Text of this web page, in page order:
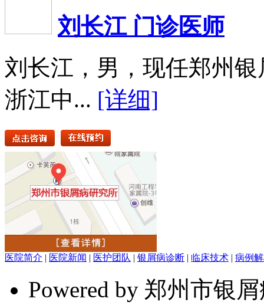
刘长江 门诊医师
刘长江，男，现任郑州
浙江中... [详细]
医院简介 | 医院新闻 | 医护团队 | 银屑病诊断 | 临床技术 | 病例
Powered by 郑州市银